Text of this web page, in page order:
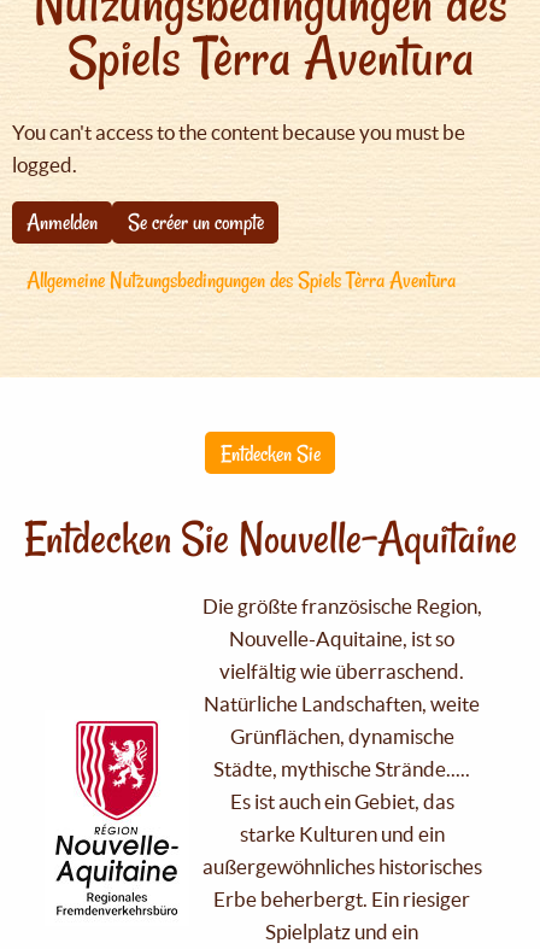
Spiels Tèrra Aventura
You can't access to the content because you must be
logged.
Anmelden
Se créer un compte
Allgemeine Nutzungsbedingungen des Spiels Tèrra Aventura
Entdecken Sie
Entdecken Sie Nouvelle-Aquitaine
Die größte französische Region,
Nouvelle-Aquitaine, ist so
vielfältig wie überraschend.
Natürliche Landschaften, weite
Grünflächen, dynamische
Städte, mythische Strände.....
Es ist auch ein Gebiet, das
starke Kulturen und ein
außergewöhnliches historisches
Erbe beherbergt. Ein riesiger
Spielplatz und ein